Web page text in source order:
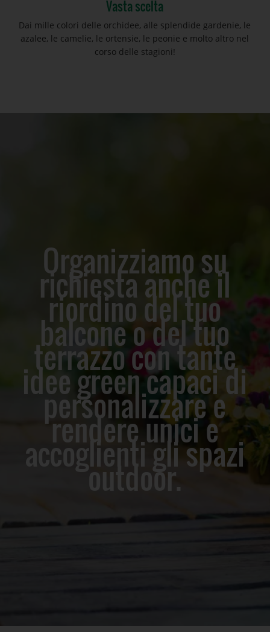
Vasta scelta
Dai mille colori delle orchidee, alle splendide gardenie, le
azalee, le camelie, le ortensie, le peonie e molto altro nel
corso delle stagioni!
Organizziamo su
richiesta anche il
riordino del tuo
balcone o del tuo
terrazzo con tante
idee green capaci di
personalizzare e
rendere unici e
accoglienti gli spazi
outdoor.